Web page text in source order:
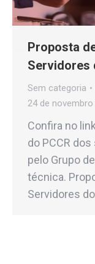
Proposta
Servidores
Sem categoria
24 de
Confira no
do PCCR
pelo Grupo
técnica.
Servidores